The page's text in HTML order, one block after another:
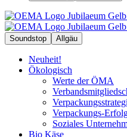
Soundstop Allgäu
Neuheit!
Ökologisch
Werte der ÖMA
Verpackungs-
Soziales
Bio Käse